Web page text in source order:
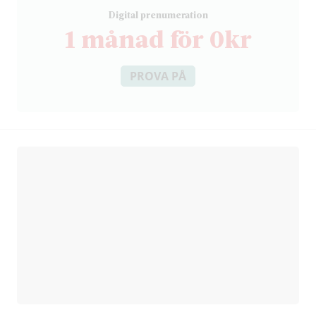
Digital prenumeration
1 månad för 0kr
PROVA PÅ